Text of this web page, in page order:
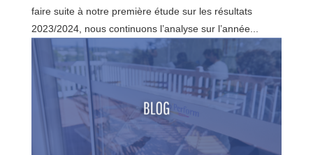
faire suite à notre première étude sur les résultats
2023/2024, nous continuons l’analyse sur l’année...